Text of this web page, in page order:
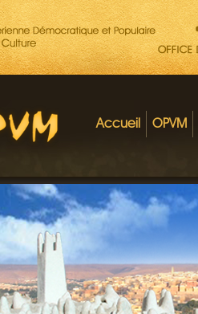
Accueil OPVM